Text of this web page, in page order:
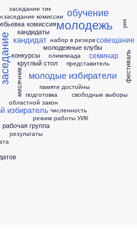
заседание
заседание комиссии
заседание тик
кандидат
кандидаты
комиссия
конкурсы
круглый стол
месячник
избиратель
молодежные клубы
молодежь
молодые избиратели
набор в резерв
областной закон
обучение
олимпиада
памяти достойны
подготовка
представитель
рабочая группа
режим работы УИК
результаты
свободные выборы
семинар
совещание
уик
фестиваль
численность